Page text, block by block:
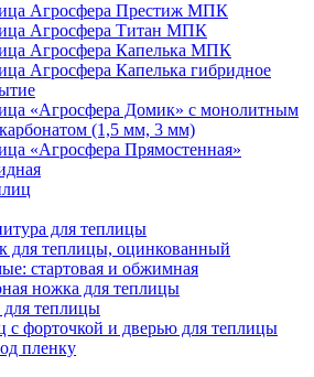
Агросфера Престиж МПК
Агросфера Титан МПК
Агросфера Капелька МПК
Агросфера Капелька гибридное
«Агросфера Домик» с монолитным
(1,5 мм, 3 мм)
«Агросфера Прямостенная»
для теплицы
для теплицы, оцинкованный
стартовая и обжимная
ножка для теплицы
для теплицы
с форточкой и дверью для теплицы
пленку